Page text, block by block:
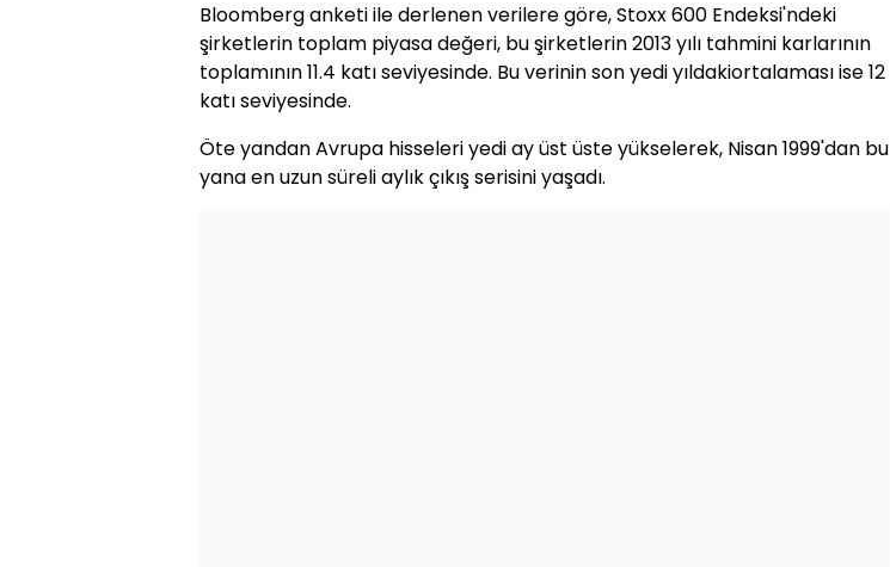
Bloomberg anketi ile derlenen verilere göre, Stoxx 600 Endeksi'ndeki
şirketlerin toplam piyasa değeri, bu şirketlerin 2013 yılı tahmini karlarının
toplamının 11.4 katı seviyesinde. Bu verinin son yedi yıldakiortalaması ise 12
katı seviyesinde.
Öte yandan Avrupa hisseleri yedi ay üst üste yükselerek, Nisan 1999'dan bu
yana en uzun süreli aylık çıkış serisini yaşadı.